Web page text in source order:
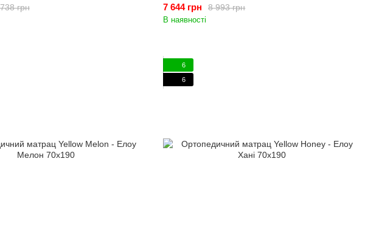
грн 8 993 грн
7 644 грн
В наявності
6
6